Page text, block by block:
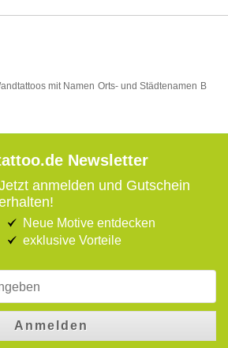
mit Namen Orts- und Städtenamen B
Newsletter
anmelden und Gutschein
Neue Motive entdecken
exklusive Vorteile
Anmelden